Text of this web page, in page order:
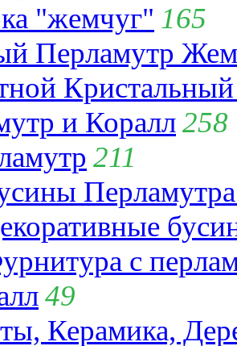
"жемчуг" 165
Перламутр
и Коралл258
211
с
49
Керамика,